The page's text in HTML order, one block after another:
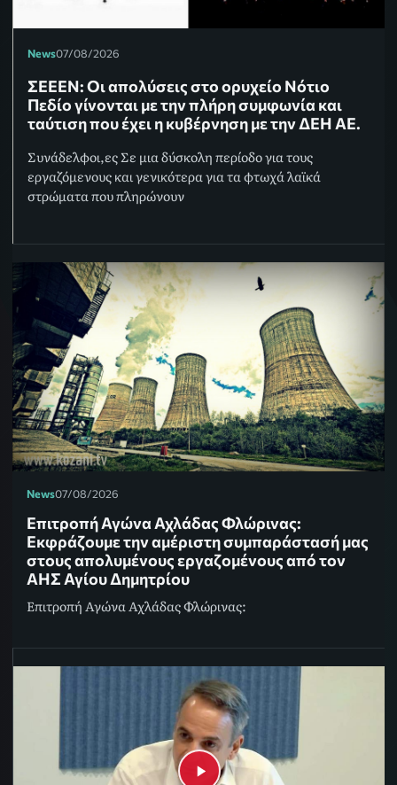
News07/08/2026
ΣΕΕΕΝ: Οι απολύσεις στο ορυχείο Νότιο
Πεδίο γίνονται με την πλήρη συμφωνία και
ταύτιση που έχει η κυβέρνηση με την ΔΕΗ ΑΕ.
Συνάδελφοι,ες Σε μια δύσκολη περίοδο για τους
εργαζόμενους και γενικότερα για τα φτωχά λαϊκά
στρώματα που πληρώνουν
News07/08/2026
Επιτροπή Αγώνα Αχλάδας Φλώρινας:
Εκφράζουμε την αμέριστη συμπαράστασή μας
στους απολυμένους εργαζομένους από τον
ΑΗΣ Αγίου Δημητρίου
Επιτροπή Αγώνα Αχλάδας Φλώρινας: